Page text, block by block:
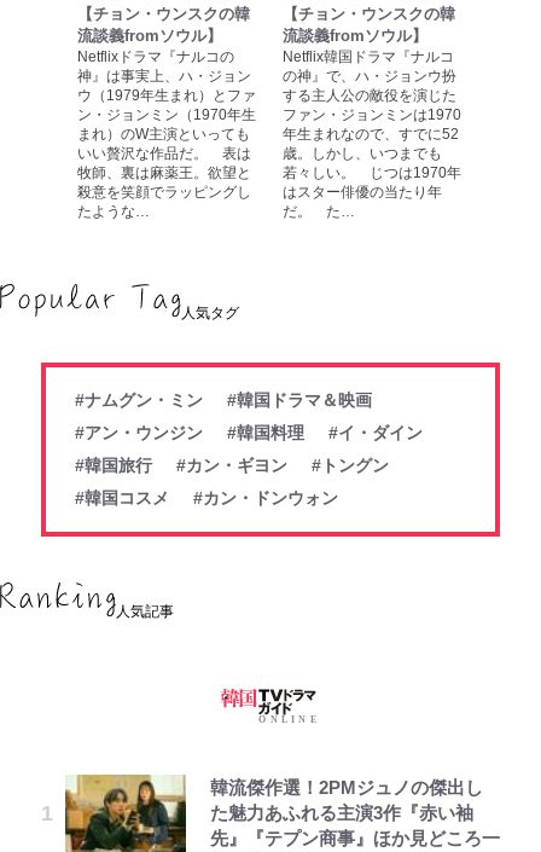
【チョン・ウンスクの韓
流談義fromソウル】
Netflixドラマ『ナルコの
神』は事実上、ハ・ジョン
ウ（1979年生まれ）とファ
ン・ジョンミン（1970年生
まれ）のW主演といっても
いい贅沢な作品だ。 表は
牧師、裏は麻薬王。欲望と
殺意を笑顔でラッピングし
たような…
【チョン・ウンスクの韓
流談義fromソウル】
Netflix韓国ドラマ『ナルコ
の神』で、ハ・ジョンウ扮
する主人公の敵役を演じた
ファン・ジョンミンは1970
年生まれなので、すでに52
歳。しかし、いつまでも
若々しい。 じつは1970年
はスター俳優の当たり年
だ。 た…
人気タグ
#ナムグン・ミン
#韓国ドラマ＆映画
#アン・ウンジン
#韓国料理
#イ・ダイン
#韓国旅行
#カン・ギヨン
#トングン
#韓国コスメ
#カン・ドンウォン
人気記事
韓流傑作選！2PMジュノの傑出し
た魅力あふれる主演3作『赤い袖
先』『テプン商事』ほか見どころ一